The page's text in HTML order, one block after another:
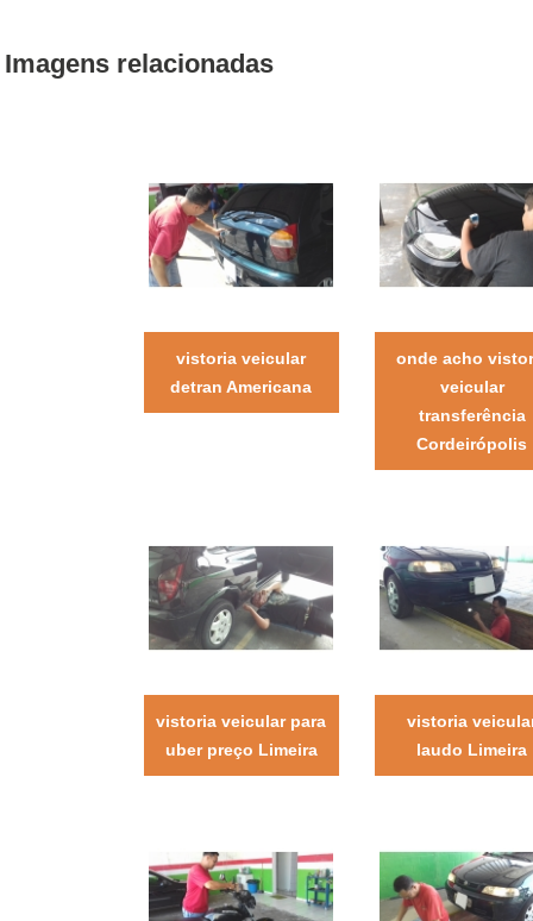
Imagens relacionadas
vistoria veicular
detran Americana
onde acho
veicular
transferência
Cordeirópolis
vistoria veicular para
uber preço Limeira
vistoria
laudo Limeira